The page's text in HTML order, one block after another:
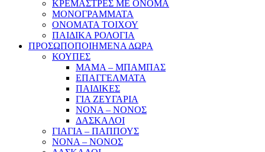
ΚΡΕΜΑΣΤΡΕΣ ΜΕ ΟΝΟΜΑ
ΜΟΝΟΓΡΑΜΜΑΤΑ
ΟΝΟΜΑΤΑ ΤΟΙΧΟΥ
ΠΑΙΔΙΚΑ ΡΟΛΟΓΙΑ
ΠΡΟΣΩΠΟΠΟΙΗΜΕΝΑ ΔΩΡΑ
ΚΟΥΠΕΣ
ΜΑΜΑ – ΜΠΑΜΠΑΣ
ΕΠΑΓΓΕΛΜΑΤΑ
ΠΑΙΔΙΚΕΣ
ΓΙΑ ΖΕΥΓΑΡΙΑ
ΝΟΝΑ – ΝΟΝΟΣ
ΔΑΣΚΑΛΟΙ
ΓΙΑΓΙΑ – ΠΑΠΠΟΥΣ
ΝΟΝΑ – ΝΟΝΟΣ